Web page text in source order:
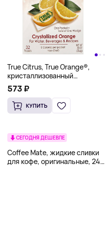
True Citrus, True Orange®,
кристаллизованный
апельсин, 32 пакетика, 25,6 г
(0,90 унции)
573 ₽
КУПИТЬ
СЕГОДНЯ ДЕШЕВЛЕ
Coffee Mate, жидкие сливки
для кофе, оригинальные, 24